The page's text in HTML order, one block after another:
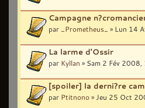
Campagne
par _Prometheus_ » Lun 14
La larme d'Ossir
par Kyllan » Sam 2 Fév
[spoiler] la derni?re
par Ptitnono» Jeu 25 Oct